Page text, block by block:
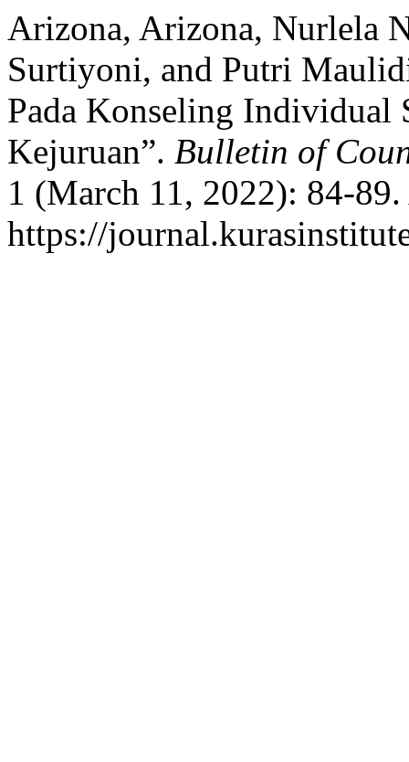
Arizona, Arizona, Nurlela
Surtiyoni, and Putri
Pada Konseling Individual
Kejuruan”. Bulletin of
1 (March 11, 2022): 84-
https://